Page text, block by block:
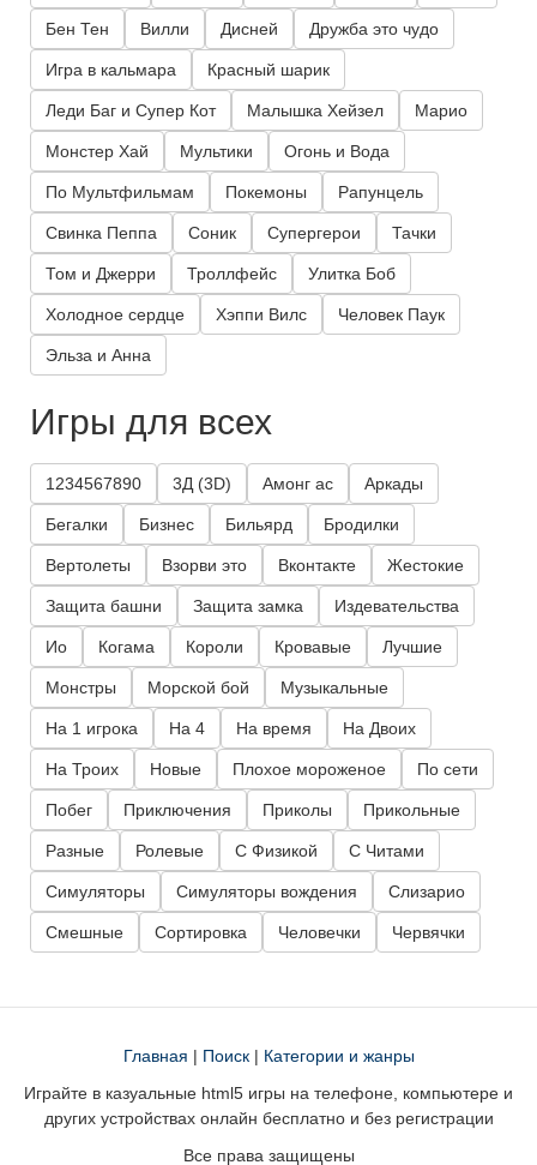
Бен Тен Вилли Дисней Дружба это чудо
Игра в кальмара Красный шарик
Леди Баг и Супер Кот Малышка Хейзел Марио
Монстер Хай Мультики Огонь и Вода
По Мультфильмам Покемоны Рапунцель
Свинка Пеппа Соник Супергерои Тачки
Том и Джерри Троллфейс Улитка Боб
Холодное сердце Хэппи Вилс Человек Паук
Эльза и Анна
Игры для всех
1234567890 3Д (3D) Амонг ас Аркады
Бегалки Бизнес Бильярд Бродилки
Вертолеты Взорви это Вконтакте Жестокие
Защита башни Защита замка Издевательства
Ио Когама Короли Кровавые Лучшие
Монстры Морской бой Музыкальные
На 1 игрока На 4 На время На Двоих
На Троих Новые Плохое мороженое По сети
Побег Приключения Приколы Прикольные
Разные Ролевые С Физикой С Читами
Симуляторы Симуляторы вождения Слизарио
Смешные Сортировка Человечки Червячки
Главная | Поиск| Категории и жанры
Играйте в казуальные html5 игры на телефоне, компьютере и
других устройствах онлайн бесплатно и без регистрации
Все права защищены